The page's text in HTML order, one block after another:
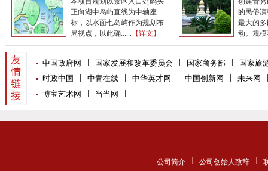
正向湖中岛屿直线为中轴座
标，以水面七岛屿作为规划布
局视点，以此确...... 【详文】
的民俗
最大的
动。规
打造坭兴陶全球化故事
当前，钦州市正在全力打造集
坭兴陶文化创意产业园，以及
中国政府网 国家发展和改革委员会 国家商务部
国家旅
时政中国
中青在线 中华英才网 中国创新网
未来网
博宝艺术网
当当网
公司简介 公司创始人致辞